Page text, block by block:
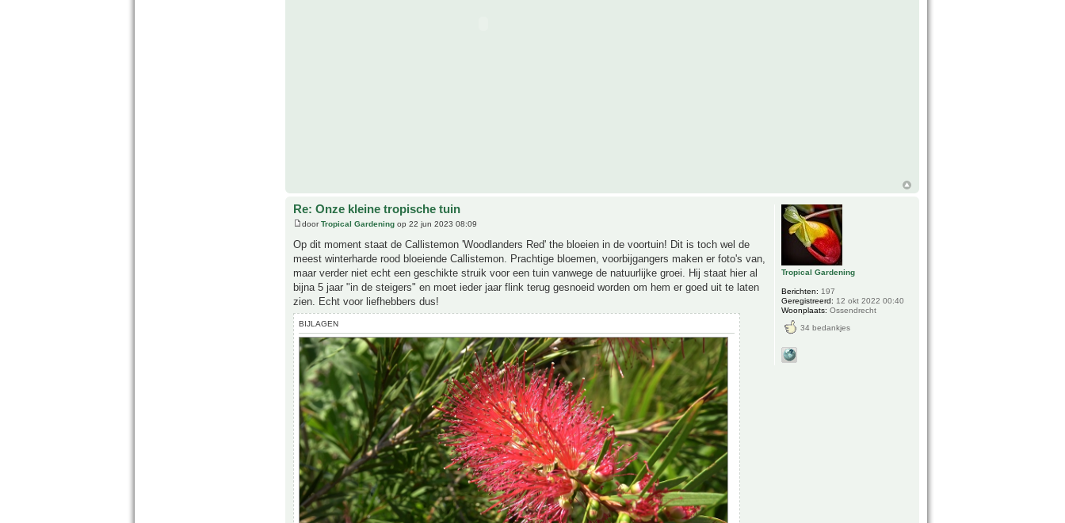
Re: Onze kleine tropische tuin
doorTropical Gardening op 22 jun 2023 08:09
Op dit moment staat de Callistemon 'Woodlanders Red' the bloeien in de voortuin! Dit is toch wel de
meest winterharde rood bloeiende Callistemon. Prachtige bloemen, voorbijgangers maken er foto's van,
maar verder niet echt een geschikte struik voor een tuin vanwege de natuurlijke groei. Hij staat hier al
bijna 5 jaar "in de steigers" en moet ieder jaar flink terug gesnoeid worden om hem er goed uit te laten
zien. Echt voor liefhebbers dus!
BIJLAGEN
Tropical Gardening
Berichten: 197
Geregistreerd: 12 okt 2022 00:40
Woonplaats: Ossendrecht
34 bedankjes